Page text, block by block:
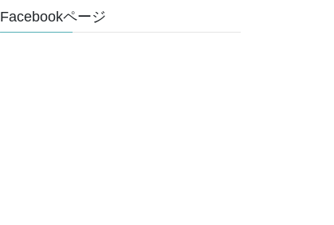
Facebookページ